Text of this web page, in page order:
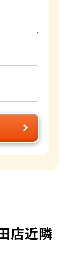
店近隣